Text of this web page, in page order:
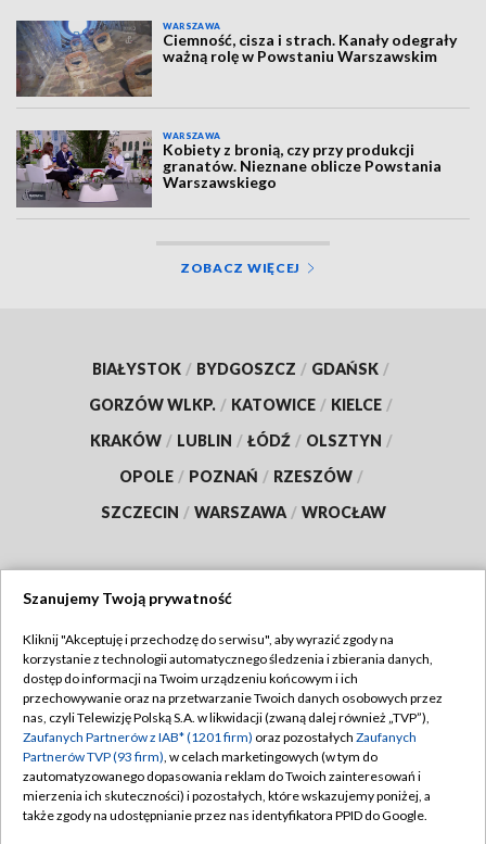
WARSZAWA
Ciemność, cisza i strach. Kanały odegrały
ważną rolę w Powstaniu Warszawskim
WARSZAWA
Kobiety z bronią, czy przy produkcji
granatów. Nieznane oblicze Powstania
Warszawskiego
ZOBACZ WIĘCEJ
BIAŁYSTOK / BYDGOSZCZ / GDAŃSK /
GORZÓW WLKP. / KATOWICE / KIELCE /
KRAKÓW / LUBLIN / ŁÓDŹ / OLSZTYN /
OPOLE / POZNAŃ / RZESZÓW /
SZCZECIN / WARSZAWA / WROCŁAW
TVP
Abonament TVP
Emisja w TVP
Centrum informacji TVP
Naziemna Telewizja Cyfrowa
Regulamin TVP
Polityka prywatności
Moje zgody
Pomoc
Szanujemy Twoją prywatność
Kliknij "Akceptuję i przechodzę do serwisu", aby wyrazić zgody na
korzystanie z technologii automatycznego śledzenia i zbierania danych,
dostęp do informacji na Twoim urządzeniu końcowym i ich
przechowywanie oraz na przetwarzanie Twoich danych osobowych przez
nas, czyli Telewizję Polską S.A. w likwidacji (zwaną dalej również „TVP”),
Zaufanych Partnerów z IAB* (1201 firm) oraz pozostałych Zaufanych
Partnerów TVP (93 firm), w celach marketingowych (w tym do
zautomatyzowanego dopasowania reklam do Twoich zainteresowań i
mierzenia ich skuteczności) i pozostałych, które wskazujemy poniżej, a
także zgody na udostępnianie przez nas identyfikatora PPID do Google.